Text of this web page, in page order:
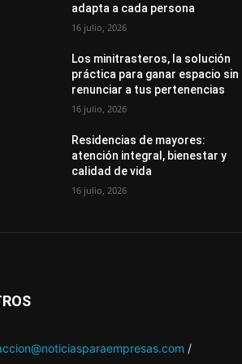
adapta a cada persona
16 julio, 2026
Los minitrasteros, la solución
práctica para ganar espacio sin
renunciar a tus pertenencias
16 julio, 2026
Residencias de mayores:
atención integral, bienestar y
calidad de vida
16 julio, 2026
/